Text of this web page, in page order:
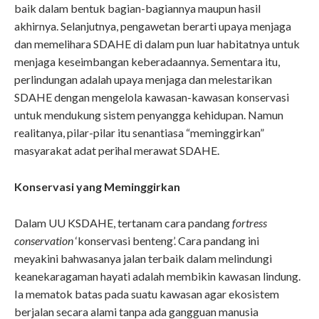
baik dalam bentuk bagian-bagiannya maupun hasil
akhirnya. Selanjutnya, pengawetan berarti upaya menjaga
dan memelihara SDAHE di dalam pun luar habitatnya untuk
menjaga keseimbangan keberadaannya. Sementara itu,
perlindungan adalah upaya menjaga dan melestarikan
SDAHE dengan mengelola kawasan-kawasan konservasi
untuk mendukung sistem penyangga kehidupan. Namun
realitanya, pilar-pilar itu senantiasa “meminggirkan”
masyarakat adat perihal merawat SDAHE.
Konservasi yang Meminggirkan
Dalam UU KSDAHE, tertanam cara pandangfortress
conservation‘konservasi benteng’. Cara pandang ini
meyakini bahwasanya jalan terbaik dalam melindungi
keanekaragaman hayati adalah membikin kawasan lindung.
Ia mematok batas pada suatu kawasan agar ekosistem
berjalan secara alami tanpa ada gangguan manusia